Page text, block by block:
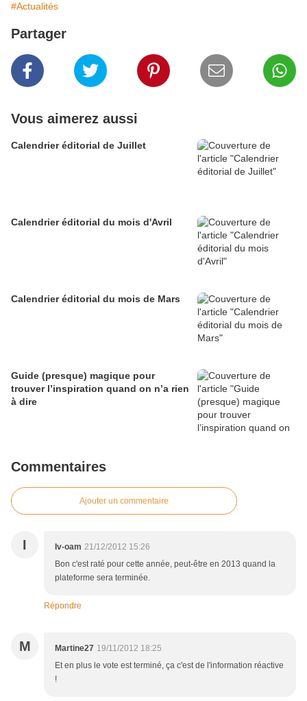
#Actualités
Partager
Vous aimerez aussi
Calendrier éditorial de Juillet
Calendrier éditorial du mois d'Avril
Calendrier éditorial du mois de Mars
Guide (presque) magique pour
trouver l’inspiration quand on n’a rien
à dire
Commentaires
Ajouter un commentaire
I Iv-oam 21/12/2012 15:26
Bon c'est raté pour cette année, peut-être en 2013 quand la
plateforme sera terminée.
Répondre
M Martine27 19/11/2012 18:25
Et en plus le vote est terminé, ça c'est de l'information réactive
!